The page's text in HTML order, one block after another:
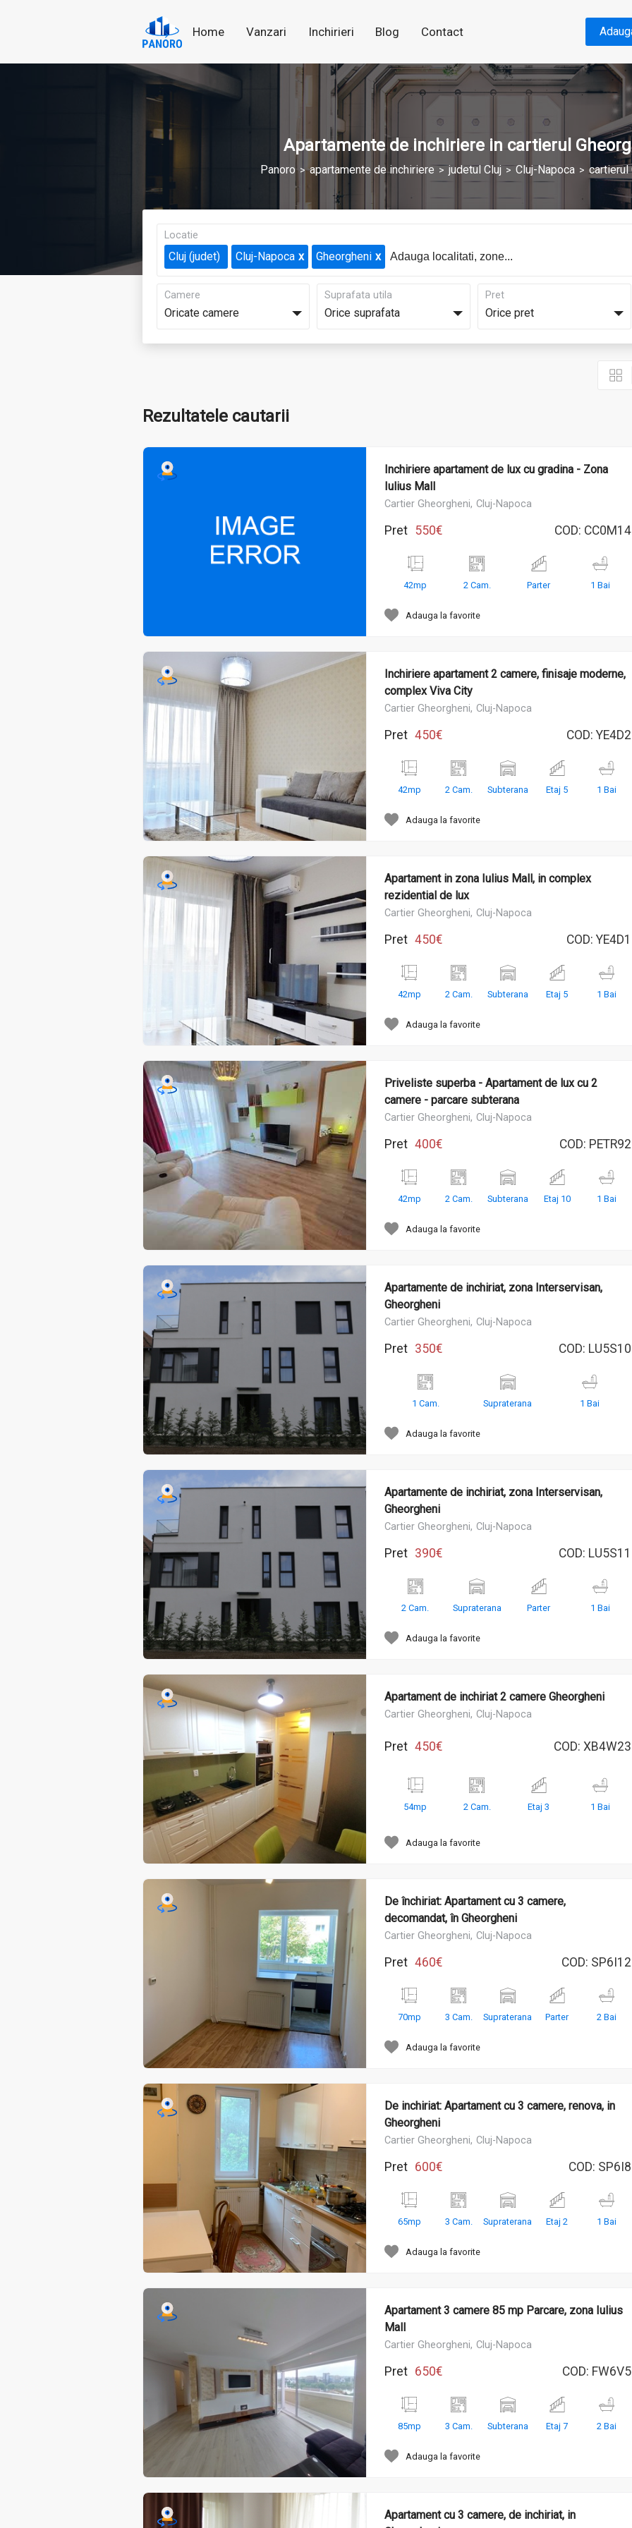
Home Vanzari Inchirieri Blog Contact
Apartamente de inchiriere in cartierul
Panoro apartamente de inchiriere judetul Cluj Cluj-Napoca cartierul
Locatie
Cluj (judet) Cluj-Napoca Gheorgheni
Camere
Oricate camere
Suprafata utila
Orice suprafata
Pret
Orice pret
Rezultatele cautarii
Inchiriere apartament de lux cu gradina - Zona
Iulius Mall
Cartier Gheorgheni, Cluj-Napoca
Pret 550€ COD: CC0M14
42mp 2 Cam. Parter 1 Bai
Adauga la favorite
Inchiriere apartament 2 camere, finisaje moderne,
complex Viva City
Cartier Gheorgheni, Cluj-Napoca
Pret 450€ COD: YE4D2
42mp 2 Cam. Subterana Etaj 5 1 Bai
Adauga la favorite
Apartament in zona Iulius Mall, in complex
rezidential de lux
Cartier Gheorgheni, Cluj-Napoca
Pret 450€ COD: YE4D1
42mp 2 Cam. Subterana Etaj 5 1 Bai
Adauga la favorite
Priveliste superba - Apartament de lux cu 2
camere - parcare subterana
Cartier Gheorgheni, Cluj-Napoca
Pret 400€ COD: PETR92
42mp 2 Cam. Subterana Etaj 10 1 Bai
Adauga la favorite
Apartamente de inchiriat, zona Interservisan,
Gheorgheni
Cartier Gheorgheni, Cluj-Napoca
Pret 350€ COD: LU5S10
1 Cam. Supraterana 1 Bai
Adauga la favorite
Apartamente de inchiriat, zona Interservisan,
Gheorgheni
Cartier Gheorgheni, Cluj-Napoca
Pret 390€ COD: LU5S11
2 Cam. Supraterana Parter 1 Bai
Adauga la favorite
Apartament de inchiriat 2 camere Gheorgheni
Cartier Gheorgheni, Cluj-Napoca
Pret 450€ COD: XB4W23
54mp 2 Cam. Etaj 3 1 Bai
Adauga la favorite
De închiriat: Apartament cu 3 camere,
decomandat, în Gheorgheni
Cartier Gheorgheni, Cluj-Napoca
Pret 460€ COD: SP6I12
70mp 3 Cam. Supraterana Parter 2 Bai
Adauga la favorite
De inchiriat: Apartament cu 3 camere, renova, in
Gheorgheni
Cartier Gheorgheni, Cluj-Napoca
Pret 600€ COD: SP6I8
65mp 3 Cam. Supraterana Etaj 2 1 Bai
Adauga la favorite
Apartament 3 camere 85 mp Parcare, zona Iulius
Mall
Cartier Gheorgheni, Cluj-Napoca
Pret 650€ COD: FW6V5
85mp 3 Cam. Subterana Etaj 7 2 Bai
Adauga la favorite
Apartament cu 3 camere, de inchiriat, in